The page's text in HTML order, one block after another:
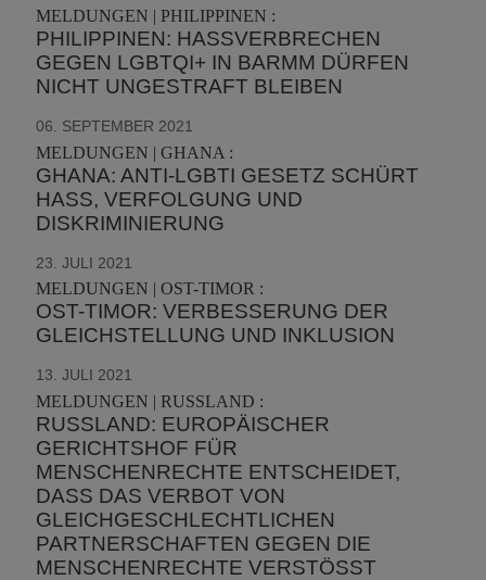
MELDUNGEN | PHILIPPINEN :
PHILIPPINEN: HASSVERBRECHEN
GEGEN LGBTQI+ IN BARMM DÜRFEN
NICHT UNGESTRAFT BLEIBEN
06. SEPTEMBER 2021
MELDUNGEN | GHANA :
GHANA: ANTI-LGBTI GESETZ SCHÜRT
HASS, VERFOLGUNG UND
DISKRIMINIERUNG
23. JULI 2021
MELDUNGEN | OST-TIMOR :
OST-TIMOR: VERBESSERUNG DER
GLEICHSTELLUNG UND INKLUSION
13. JULI 2021
MELDUNGEN | RUSSLAND :
RUSSLAND: EUROPÄISCHER
GERICHTSHOF FÜR
MENSCHENRECHTE ENTSCHEIDET,
DASS DAS VERBOT VON
GLEICHGESCHLECHTLICHEN
PARTNERSCHAFTEN GEGEN DIE
MENSCHENRECHTE VERSTÖSST